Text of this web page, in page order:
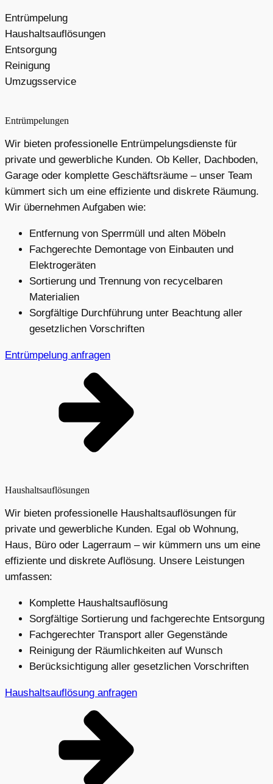
Entrümpelung
Haushaltsauflösungen
Entsorgung
Reinigung
Umzugsservice
Entrümpelungen
Wir bieten professionelle Entrümpelungsdienste für
private und gewerbliche Kunden. Ob Keller, Dachboden,
Garage oder komplette Geschäftsräume – unser Team
kümmert sich um eine effiziente und diskrete Räumung.
Wir übernehmen Aufgaben wie:
Entfernung von Sperrmüll und alten Möbeln
Fachgerechte Demontage von Einbauten und
Elektrogeräten
Sortierung und Trennung von recycelbaren
Materialien
Sorgfältige Durchführung unter Beachtung aller
gesetzlichen Vorschriften
Entrümpelung anfragen
Haushaltsauflösungen
Wir bieten professionelle Haushaltsauflösungen für
private und gewerbliche Kunden. Egal ob Wohnung,
Haus, Büro oder Lagerraum – wir kümmern uns um eine
effiziente und diskrete Auflösung. Unsere Leistungen
umfassen:
Komplette Haushaltsauflösung
Sorgfältige Sortierung und fachgerechte Entsorgung
Fachgerechter Transport aller Gegenstände
Reinigung der Räumlichkeiten auf Wunsch
Berücksichtigung aller gesetzlichen Vorschriften
Haushaltsauflösung anfragen